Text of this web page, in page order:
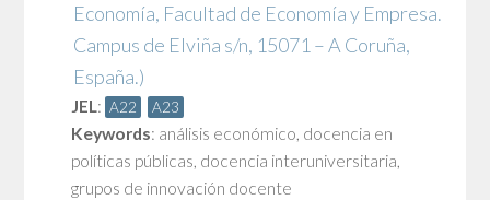
Economía, Facultad de Economía y Empresa.
Campus de Elviña s/n, 15071 – A Coruña,
España.)
JEL: A22 A23
Keywords: análisis económico, docencia en
políticas públicas, docencia interuniversitaria,
grupos de innovación docente